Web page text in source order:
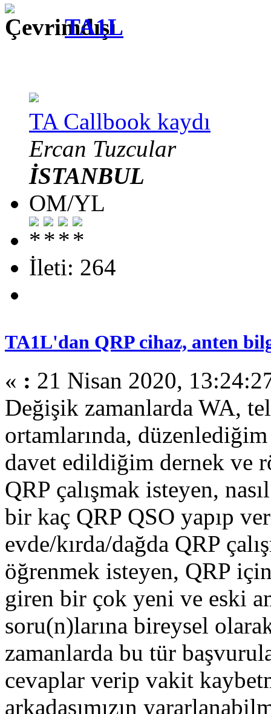
TA1L
TA Callbook kaydı
Ercan Tuzcular
İSTANBUL
OM/YL
İleti: 264
TA1L'dan QRP cihaz, anten
« : 21 Nisan 2020,
Değişik zamanlarda WA,
ortamlarında,
davet edildiğim dernek ve
QRP çalışmak isteyen,
bir kaç QRP QSO yapıp
evde/kırda/dağda QRP
öğrenmek isteyen, QRP
giren bir çok yeni ve eski
soru(n)larına bireysel
zamanlarda bu tür
cevaplar verip vakit
arkadaşımızın